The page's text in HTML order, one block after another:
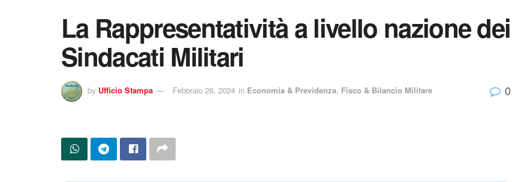
La Rappresentatività a livello nazione dei
Sindacati Militari
by Ufficio Stampa Febbraio 26, 2024 in Economia & Previdenza, Fisco & Bilancio Militare 0